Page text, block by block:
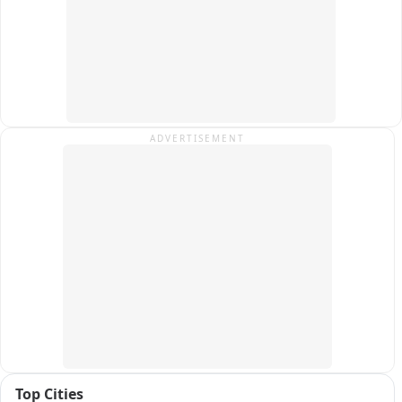
ADVERTISEMENT
Top Cities